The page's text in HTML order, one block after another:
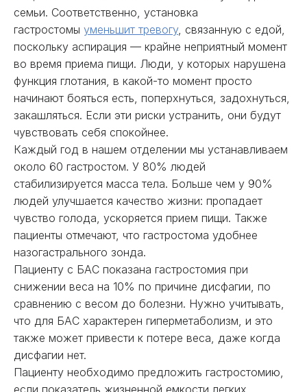
семьи. Соответственно, установка
гастростомы уменьшит тревогу, связанную с едой,
поскольку аспирация — крайне неприятный момент
во время приема пищи. Люди, у которых нарушена
функция глотания, в какой-то момент просто
начинают бояться есть, поперхнуться, задохнуться,
закашляться. Если эти риски устранить, они будут
чувствовать себя спокойнее.
Каждый год в нашем отделении мы устанавливаем
около 60 гастростом. У 80% людей
стабилизируется масса тела. Больше чем у 90%
людей улучшается качество жизни: пропадает
чувство голода, ускоряется прием пищи. Также
пациенты отмечают, что гастростома удобнее
назогастрального зонда.
Пациенту с БАС показана гастростомия при
снижении веса на 10% по причине дисфагии, по
сравнению с весом до болезни. Нужно учитывать,
что для БАС характерен гиперметаболизм, и это
также может привести к потере веса, даже когда
дисфагии нет.
Пациенту необходимо предложить гастростомию,
если показатель жизненной емкости легких